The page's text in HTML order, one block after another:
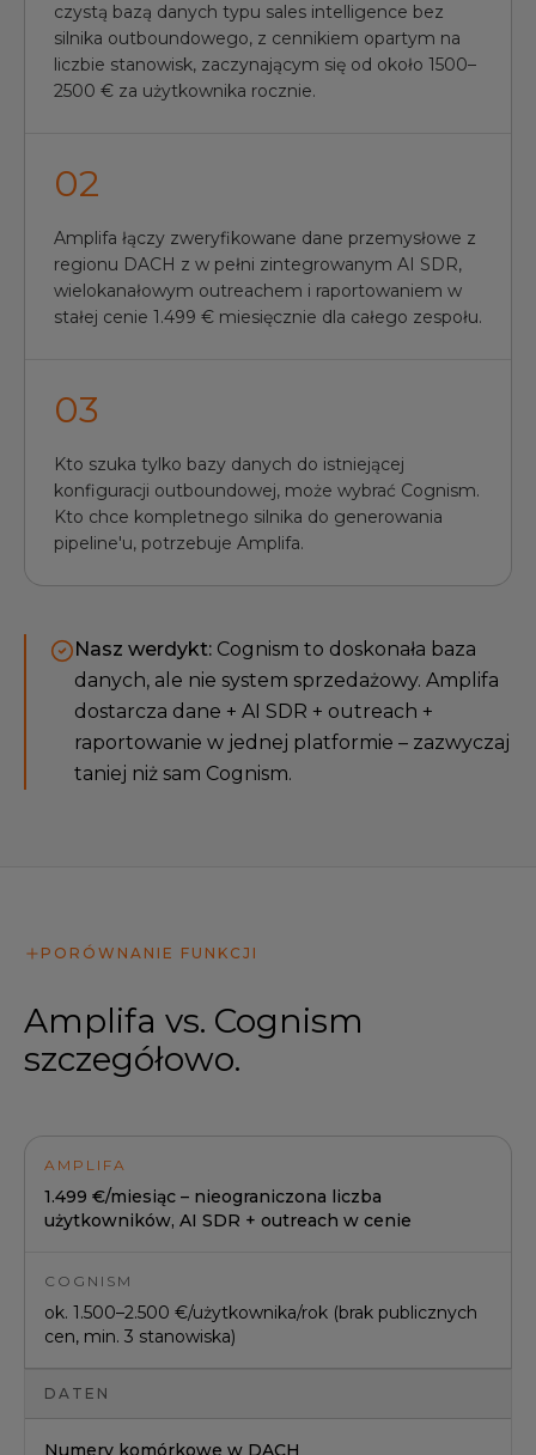
czystą bazą danych typu sales intelligence bez
silnika outboundowego, z cennikiem opartym na
liczbie stanowisk, zaczynającym się od około 1500–
2500 € za użytkownika rocznie.
02
Amplifa łączy zweryfikowane dane przemysłowe z
regionu DACH z w pełni zintegrowanym AI SDR,
wielokanałowym outreachem i raportowaniem w
stałej cenie 1.499 € miesięcznie dla całego zespołu.
03
Kto szuka tylko bazy danych do istniejącej
konfiguracji outboundowej, może wybrać Cognism.
Kto chce kompletnego silnika do generowania
pipeline'u, potrzebuje Amplifa.
Nasz werdykt: Cognism to doskonała baza
danych, ale nie system sprzedażowy. Amplifa
dostarcza dane + AI SDR + outreach +
raportowanie w jednej platformie – zazwyczaj
taniej niż sam Cognism.
PORÓWNANIE FUNKCJI
Amplifa vs. Cognism
szczegółowo.
AMPLIFA
1.499 €/miesiąc – nieograniczona liczba
użytkowników, AI SDR + outreach w cenie
COGNISM
ok. 1.500–2.500 €/użytkownika/rok (brak publicznych
cen, min. 3 stanowiska)
DATEN
Numery komórkowe w DACH